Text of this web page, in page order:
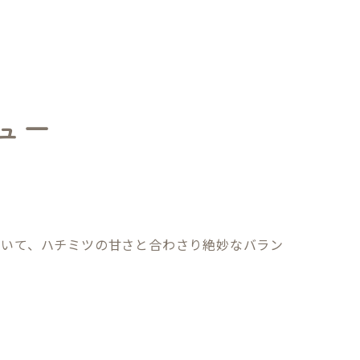
ー
て、ハチミツの甘さと合わさり絶妙なバラン